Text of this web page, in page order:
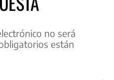
no será
están